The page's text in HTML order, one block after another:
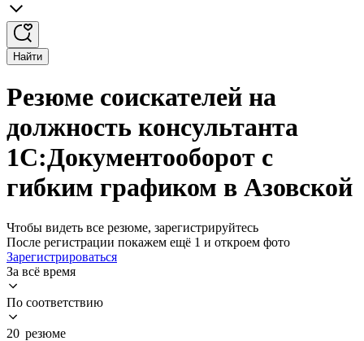
Найти
Резюме соискателей на
должность консультанта
1С:Документооборот с
гибким графиком в Азовской
Чтобы видеть все резюме, зарегистрируйтесь
После регистрации покажем ещё 1 и откроем фото
Зарегистрироваться
За всё время
По соответствию
20 резюме